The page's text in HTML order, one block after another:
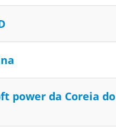
power da Coreia do